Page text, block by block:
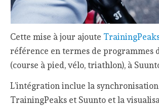
Cette mise à jour ajoute
référence en termes de programmes
(course à pied, vélo, triathlon), à
L’intégration inclue la
TrainingPeaks et Suunto et la